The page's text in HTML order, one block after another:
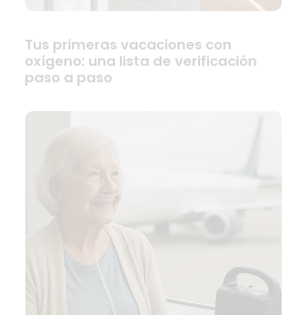
Tus primeras vacaciones con
oxígeno: una lista de verificación
paso a paso